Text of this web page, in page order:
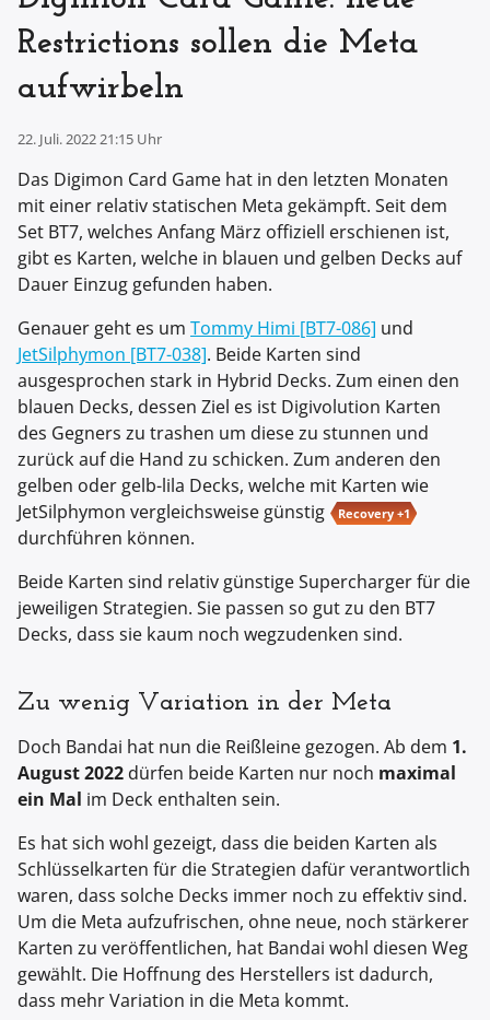
Restrictions sollen die Meta
aufwirbeln
22. Juli. 2022 21:15 Uhr
Das Digimon Card Game hat in den letzten Monaten
mit einer relativ statischen Meta gekämpft. Seit dem
Set BT7, welches Anfang März offiziell erschienen ist,
gibt es Karten, welche in blauen und gelben Decks auf
Dauer Einzug gefunden haben.
Genauer geht es um Tommy Himi [BT7-086] und
JetSilphymon [BT7-038]. Beide Karten sind
ausgesprochen stark in Hybrid Decks. Zum einen den
blauen Decks, dessen Ziel es ist Digivolution Karten
des Gegners zu trashen um diese zu stunnen und
zurück auf die Hand zu schicken. Zum anderen den
gelben oder gelb-lila Decks, welche mit Karten wie
JetSilphymon vergleichsweise günstig
Recovery +1
durchführen können.
Beide Karten sind relativ günstige Supercharger für die
jeweiligen Strategien. Sie passen so gut zu den BT7
Decks, dass sie kaum noch wegzudenken sind.
Zu wenig Variation in der Meta
Doch Bandai hat nun die Reißleine gezogen. Ab dem 1.
August 2022dürfen beide Karten nur noch maximal
ein Mal im Deck enthalten sein.
Es hat sich wohl gezeigt, dass die beiden Karten als
Schlüsselkarten für die Strategien dafür verantwortlich
waren, dass solche Decks immer noch zu effektiv sind.
Um die Meta aufzufrischen, ohne neue, noch stärkerer
Karten zu veröffentlichen, hat Bandai wohl diesen Weg
gewählt. Die Hoffnung des Herstellers ist dadurch,
dass mehr Variation in die Meta kommt.